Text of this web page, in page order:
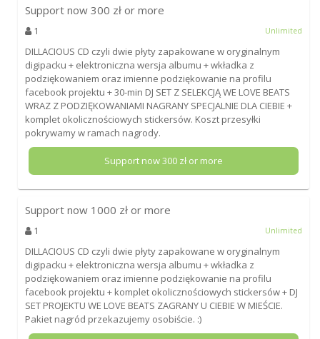
Support now 300 zł or more
1 Unlimited
DILLACIOUS CD czyli dwie płyty zapakowane w oryginalnym
digipacku + elektroniczna wersja albumu + wkładka z
podziękowaniem oraz imienne podziękowanie na profilu
facebook projektu + 30-min DJ SET Z SELEKCJĄ WE LOVE BEATS
WRAZ Z PODZIĘKOWANIAMI NAGRANY SPECJALNIE DLA CIEBIE +
komplet okolicznościowych stickersów. Koszt przesyłki
pokrywamy w ramach nagrody.
Support now300zł or more
Support now 1000 zł or more
1 Unlimited
DILLACIOUS CD czyli dwie płyty zapakowane w oryginalnym
digipacku + elektroniczna wersja albumu + wkładka z
podziękowaniem oraz imienne podziękowanie na profilu
facebook projektu + komplet okolicznościowych stickersów + DJ
SET PROJEKTU WE LOVE BEATS ZAGRANY U CIEBIE W MIEŚCIE.
Pakiet nagród przekazujemy osobiście. :)